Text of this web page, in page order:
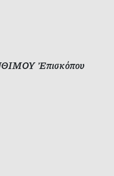
Ἐπισκόπου